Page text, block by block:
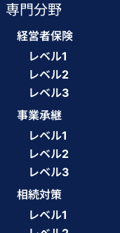
専門分野
経営者保険
レベル1
レベル2
レベル3
事業承継
レベル1
レベル2
レベル3
相続対策
レベル1